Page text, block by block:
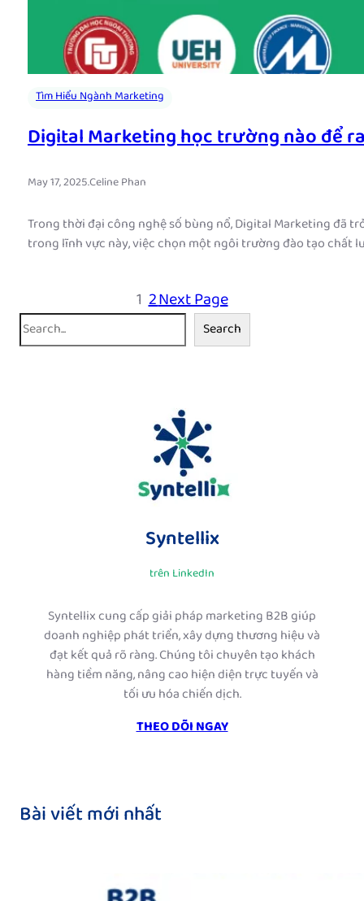
Tìm Hiểu Ngành Marketing
Digital Marketing học trường nào để
May 17, 2025.Celine Phan
Trong thời đại công nghệ số bùng nổ, Digital Marketing đã
trong lĩnh vực này, việc chọn một ngôi trường đào tạo chất
1 2Next Page
S
e
Search
Syntellix
trên LinkedIn
Syntellix cung cấp giải pháp marketing B2B giúp
doanh nghiệp phát triển, xây dựng thương hiệu và
đạt kết quả rõ ràng. Chúng tôi chuyên tạo khách
hàng tiềm năng, nâng cao hiện diện trực tuyến và
tối ưu hóa chiến dịch.
THEO DÕI NGAY
Bài viết mới nhất